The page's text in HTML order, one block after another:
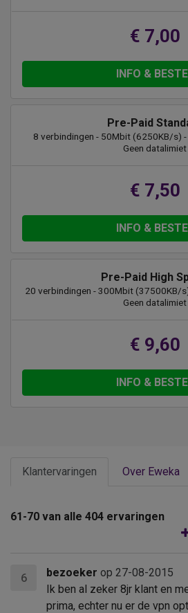
€ 7,00
INFO &
Pre-Paid
8 verbindingen - 50Mbit (6250KB/s)
Geen datalimiet
€ 7,50
INFO &
Pre-Paid High
20 verbindingen - 300Mbit (37500KB/
Geen datalimiet
€ 9,60
INFO &
Klantervaringen Over Eweka
61-70 van alle 404 ervaringen
6 bezoeker op 27-08-2015
Ik ben al zeker 8jr klant en
prima, echter nu er de vpn